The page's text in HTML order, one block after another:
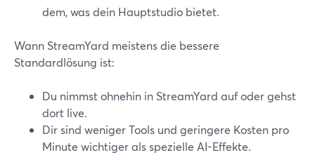
dem, was dein Hauptstudio bietet.
Wann StreamYard meistens die bessere
Standardlösung ist:
Du nimmst ohnehin in StreamYard auf oder gehst
dort live.
Dir sind weniger Tools und geringere Kosten pro
Minute wichtiger als spezielle AI-Effekte.